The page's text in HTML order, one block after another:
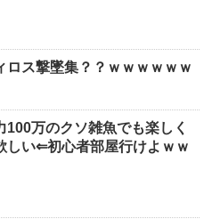
ロス撃墜集？？ｗｗｗｗｗｗ
100万のクソ雑魚でも楽しく
しい⇐初心者部屋行けよｗｗ